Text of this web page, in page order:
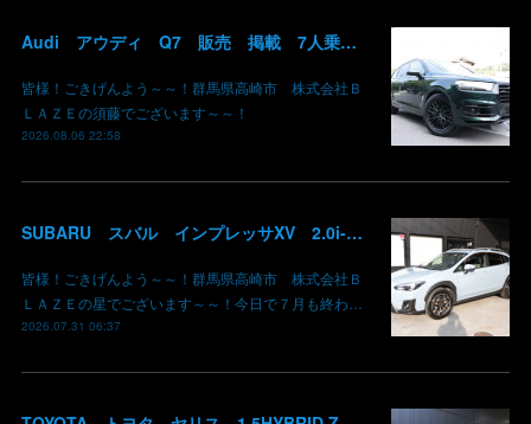
Audi アウディ Q7 販売 掲載 7人乗り リアモニター サンルーフ 車検整備2年付き 群馬 高崎
皆様！ごきげんよう～～！群馬県高崎市 株式会社Ｂ
ＬＡＺＥの須藤でございます～～！
2026.08.06 22:58
SUBARU スバル インプレッサXV 2.0i-L EyeSight AWD 御納車 GT7 群馬県高崎市 株式会社BLAZE
皆様！ごきげんよう～～！群馬県高崎市 株式会社Ｂ
ＬＡＺＥの星でございます～～！今日で７月も終わ…
2026.07.31 06:37